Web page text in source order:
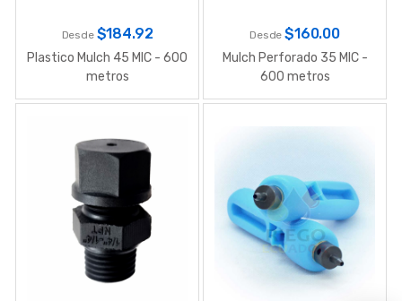
Desde $184.92
Plastico Mulch 45 MIC - 600
metros
Desde$160.00
Mulch Perforado 35 MIC -
600 metros